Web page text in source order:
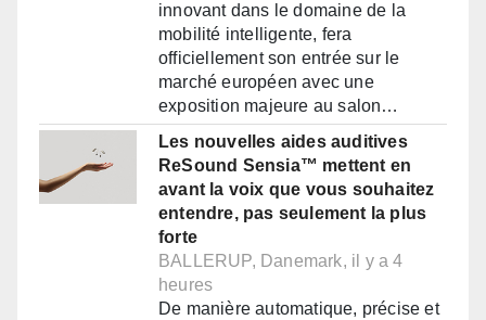
innovant dans le domaine de la
mobilité intelligente, fera
officiellement son entrée sur le
marché européen avec une
exposition majeure au salon…
Les nouvelles aides auditives
ReSound Sensia™ mettent en
avant la voix que vous souhaitez
entendre, pas seulement la plus
forte
BALLERUP, Danemark, il y a 4
heures
De manière automatique, précise et